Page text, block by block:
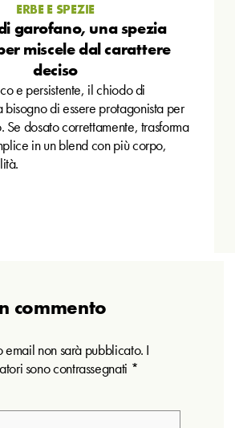
ERBE E SPEZIE
garofano, una spezia
miscele dal carattere
deciso
e persistente, il chiodo di
bisogno di essere protagonista per
Se dosato correttamente, trasforma
in un blend con più corpo,
commento
email non sarà pubblicato. I
sono contrassegnati *